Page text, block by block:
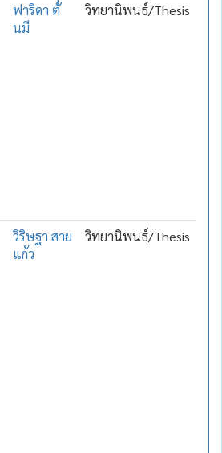
ฟาริดา ตั่
นมี
วิทยานิพนธ์/Thesis
วิริษฐา สาย
แก้ว
วิทยานิพนธ์/Thesis